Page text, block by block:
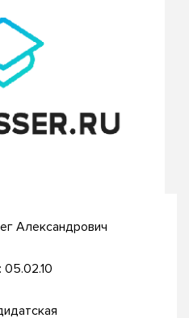
Александрович
05.02.10